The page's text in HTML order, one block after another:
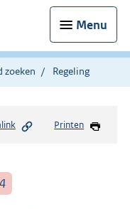
Menu
zoeken Regeling
Printen